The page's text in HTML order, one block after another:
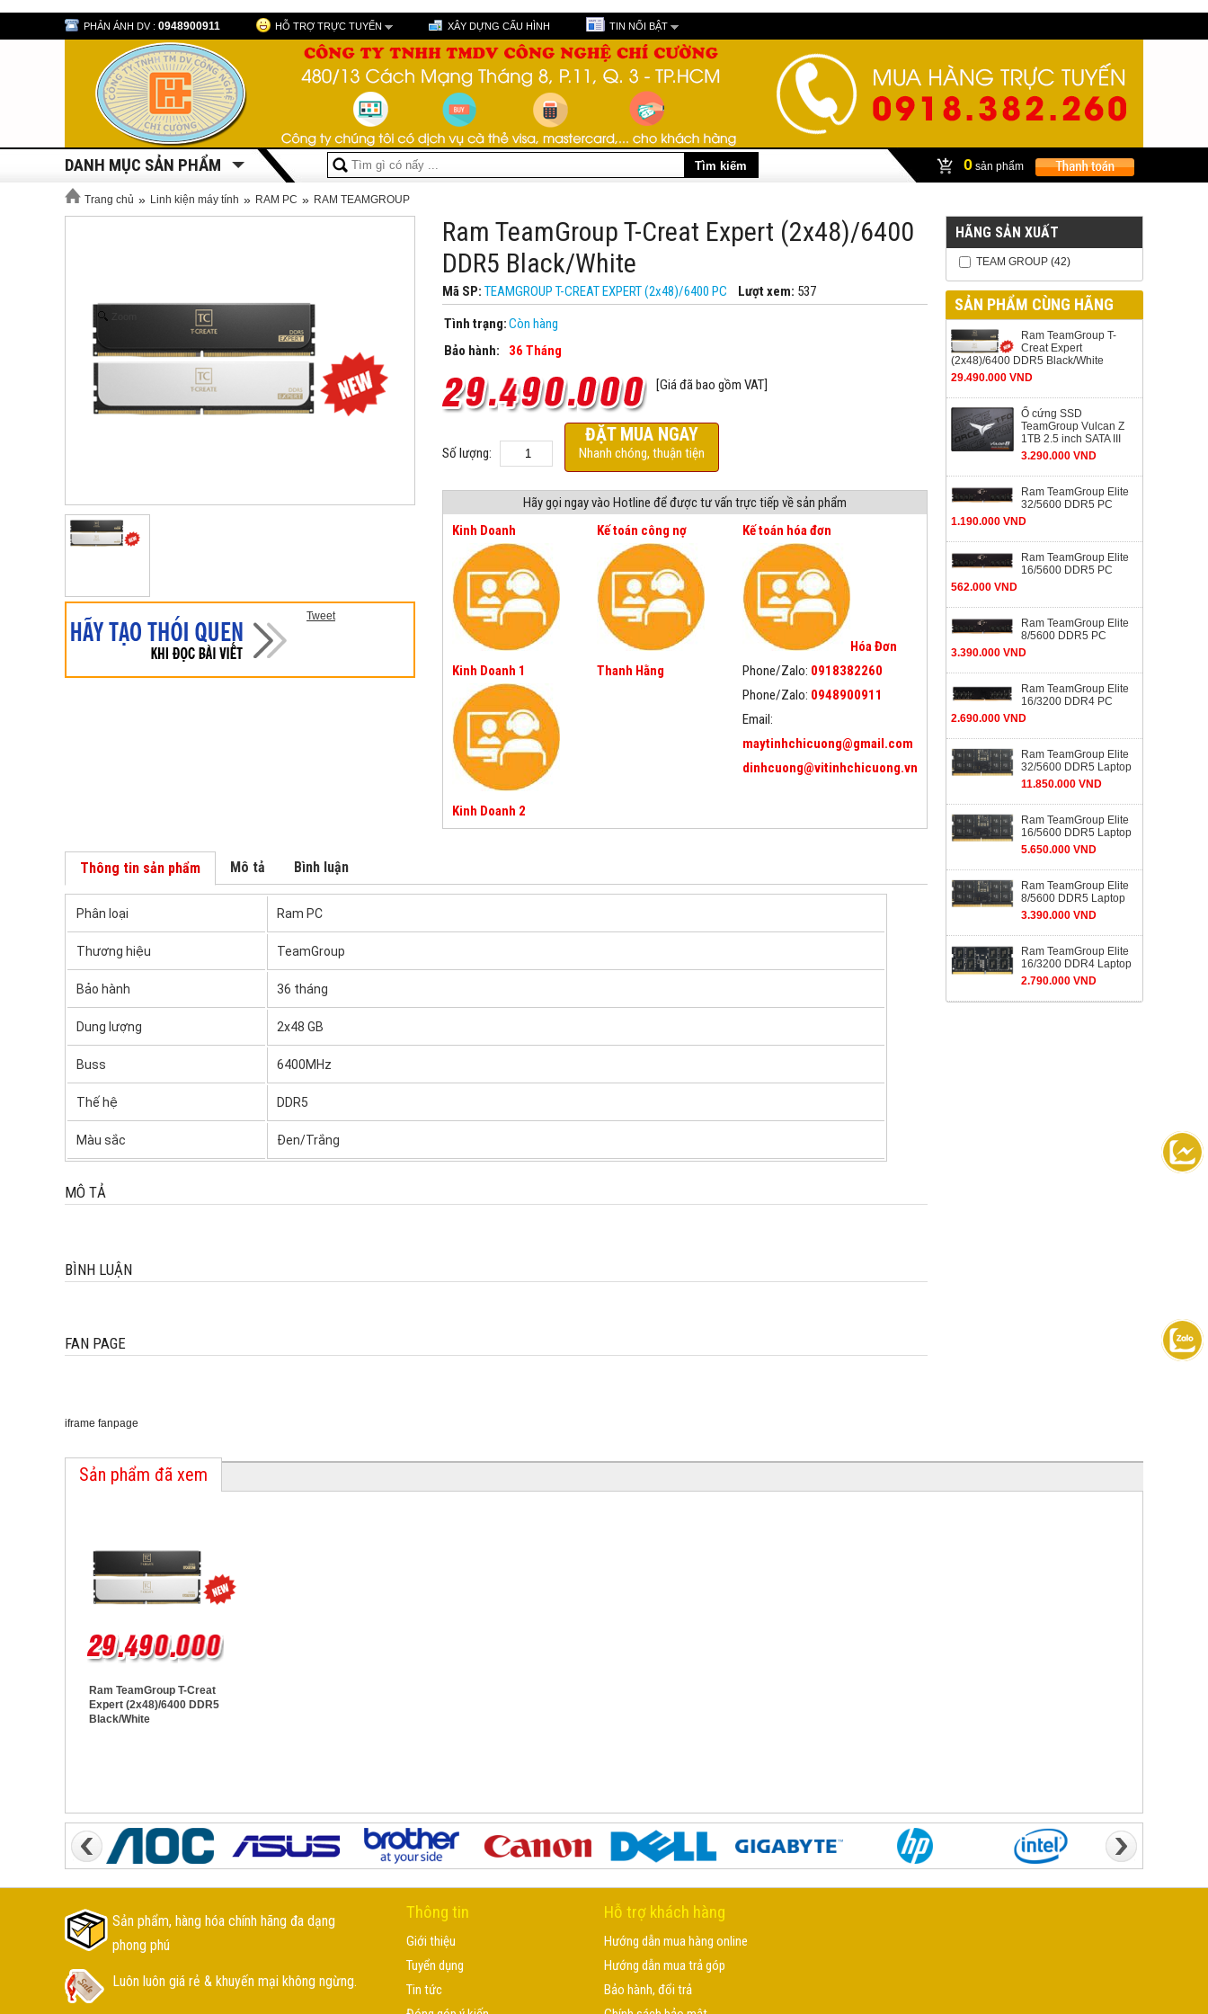
PHẢN ÁNH DV : 0948900911 HỖ TRỢ TRỰC TUYẾN XÂY DỰNG CẤU HÌNH TIN NỔI BẬT
DANH MỤC SẢN PHẨM 0 sản phẩm
Trang chủ » Linh kiện máy tính » RAM PC » RAM TEAMGROUP
Tweet
Ram TeamGroup T-Creat Expert (2x48)/6400
DDR5 Black/White
Mã SP: TEAMGROUP T-CREAT EXPERT (2x48)/6400 PC Lượt xem: 537
Tình trạng:Còn hàng
Bảo hành:
36 Tháng
[Giá đã bao gồm VAT]
Số lượng:
ĐẶT MUA NGAY
Nhanh chóng, thuận tiện
Hãy gọi ngay vào Hotline để được tư vấn trực tiếp về sản phẩm
Kinh Doanh
Kinh Doanh 1
Kinh Doanh 2
Kế toán công nợ
Thanh Hằng
Kế toán hóa đơn
Hóa Đơn
Phone/Zalo: 0918382260
Phone/Zalo: 0948900911
Email:
maytinhchicuong@gmail.com
dinhcuong@vitinhchicuong.vn
Thông tin sản phẩm Mô tả Bình luận
Phân loại Ram PC
Thương hiệu TeamGroup
Bảo hành 36 tháng
Dung lượng 2x48 GB
Buss 6400MHz
Thế hệ DDR5
Màu sắc Đen/Trắng
MÔ TẢ
BÌNH LUẬN
FAN PAGE
iframe fanpage
HÃNG SẢN XUẤT
TEAM GROUP (42)
SẢN PHẨM CÙNG HÃNG
Ram TeamGroup T-
Creat Expert
(2x48)/6400 DDR5 Black/White
29.490.000 VND
Ổ cứng SSD
TeamGroup Vulcan Z
1TB 2.5 inch SATA III
3.290.000 VND
Ram TeamGroup Elite
32/5600 DDR5 PC
1.190.000 VND
Ram TeamGroup Elite
16/5600 DDR5 PC
562.000 VND
Ram TeamGroup Elite
8/5600 DDR5 PC
3.390.000 VND
Ram TeamGroup Elite
16/3200 DDR4 PC
2.690.000 VND
Ram TeamGroup Elite
32/5600 DDR5 Laptop
11.850.000 VND
Ram TeamGroup Elite
16/5600 DDR5 Laptop
5.650.000 VND
Ram TeamGroup Elite
8/5600 DDR5 Laptop
3.390.000 VND
Ram TeamGroup Elite
16/3200 DDR4 Laptop
2.790.000 VND
Sản phẩm đã xem
Ram TeamGroup T-Creat
Expert (2x48)/6400 DDR5
Black/White
Sản phẩm, hàng hóa chính hãng đa dạng
phong phú
Luôn luôn giá rẻ & khuyến mại không ngừng.
Thông tin
Giới thiệu
Tuyển dụng
Tin tức
Hỗ trợ khách hàng
Hướng dẫn mua hàng online
Hướng dẫn mua trả góp
Bảo hành, đổi trả